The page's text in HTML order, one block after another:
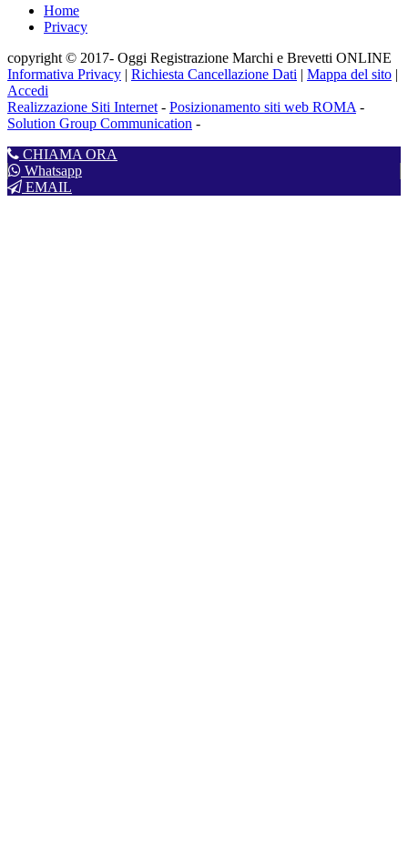
Home
Privacy
copyright © 2017- Oggi Registrazione Marchi e Brevetti ONLINE
Informativa Privacy | Richiesta Cancellazione Dati | Mappa del sito |
Accedi
Realizzazione Siti Internet - Posizionamento siti web ROMA -
Solution Group Communication -
CHIAMA ORA
Whatsapp
EMAIL